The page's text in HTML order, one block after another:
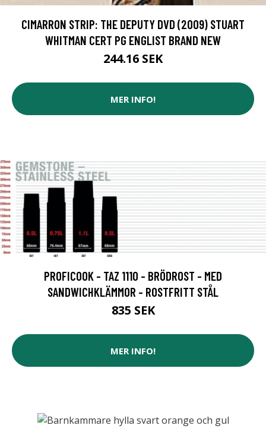
CIMARRON STRIP: THE DEPUTY DVD (2009) STUART
WHITMAN CERT PG ENGLIST BRAND NEW
244.16 SEK
MER INFO!
PROFICOOK - TAZ 1110 - BRÖDROST - MED
SANDWICHKLÄMMOR - ROSTFRITT STÅL
835 SEK
MER INFO!